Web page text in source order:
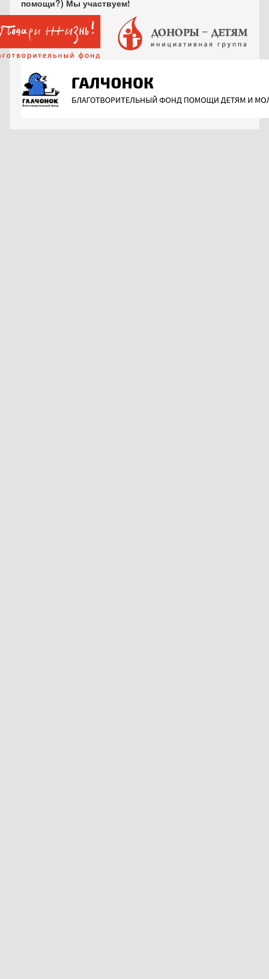
помощи?) Мы участвуем!